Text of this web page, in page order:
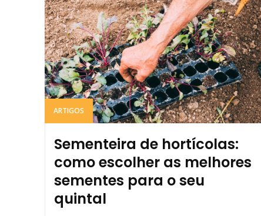
ARTIGOS
Sementeira de hortícolas:
como escolher as melhores
sementes para o seu
quintal